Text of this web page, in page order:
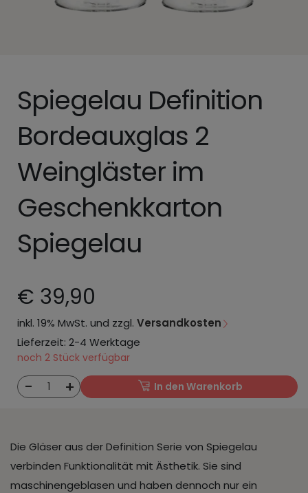
Spiegelau Definition
Bordeauxglas 2
Weingläster im
Geschenkkarton
Spiegelau
€ 39,90
inkl. 19% MwSt. und zzgl. Versandkosten
Lieferzeit: 2-4 Werktage
noch 2 Stück verfügbar
- 1 + In den Warenkorb
Die Gläser aus der Definition Serie von Spiegelau
verbinden Funktionalität mit Ästhetik. Sie sind
maschinengeblasen und haben dennoch nur ein